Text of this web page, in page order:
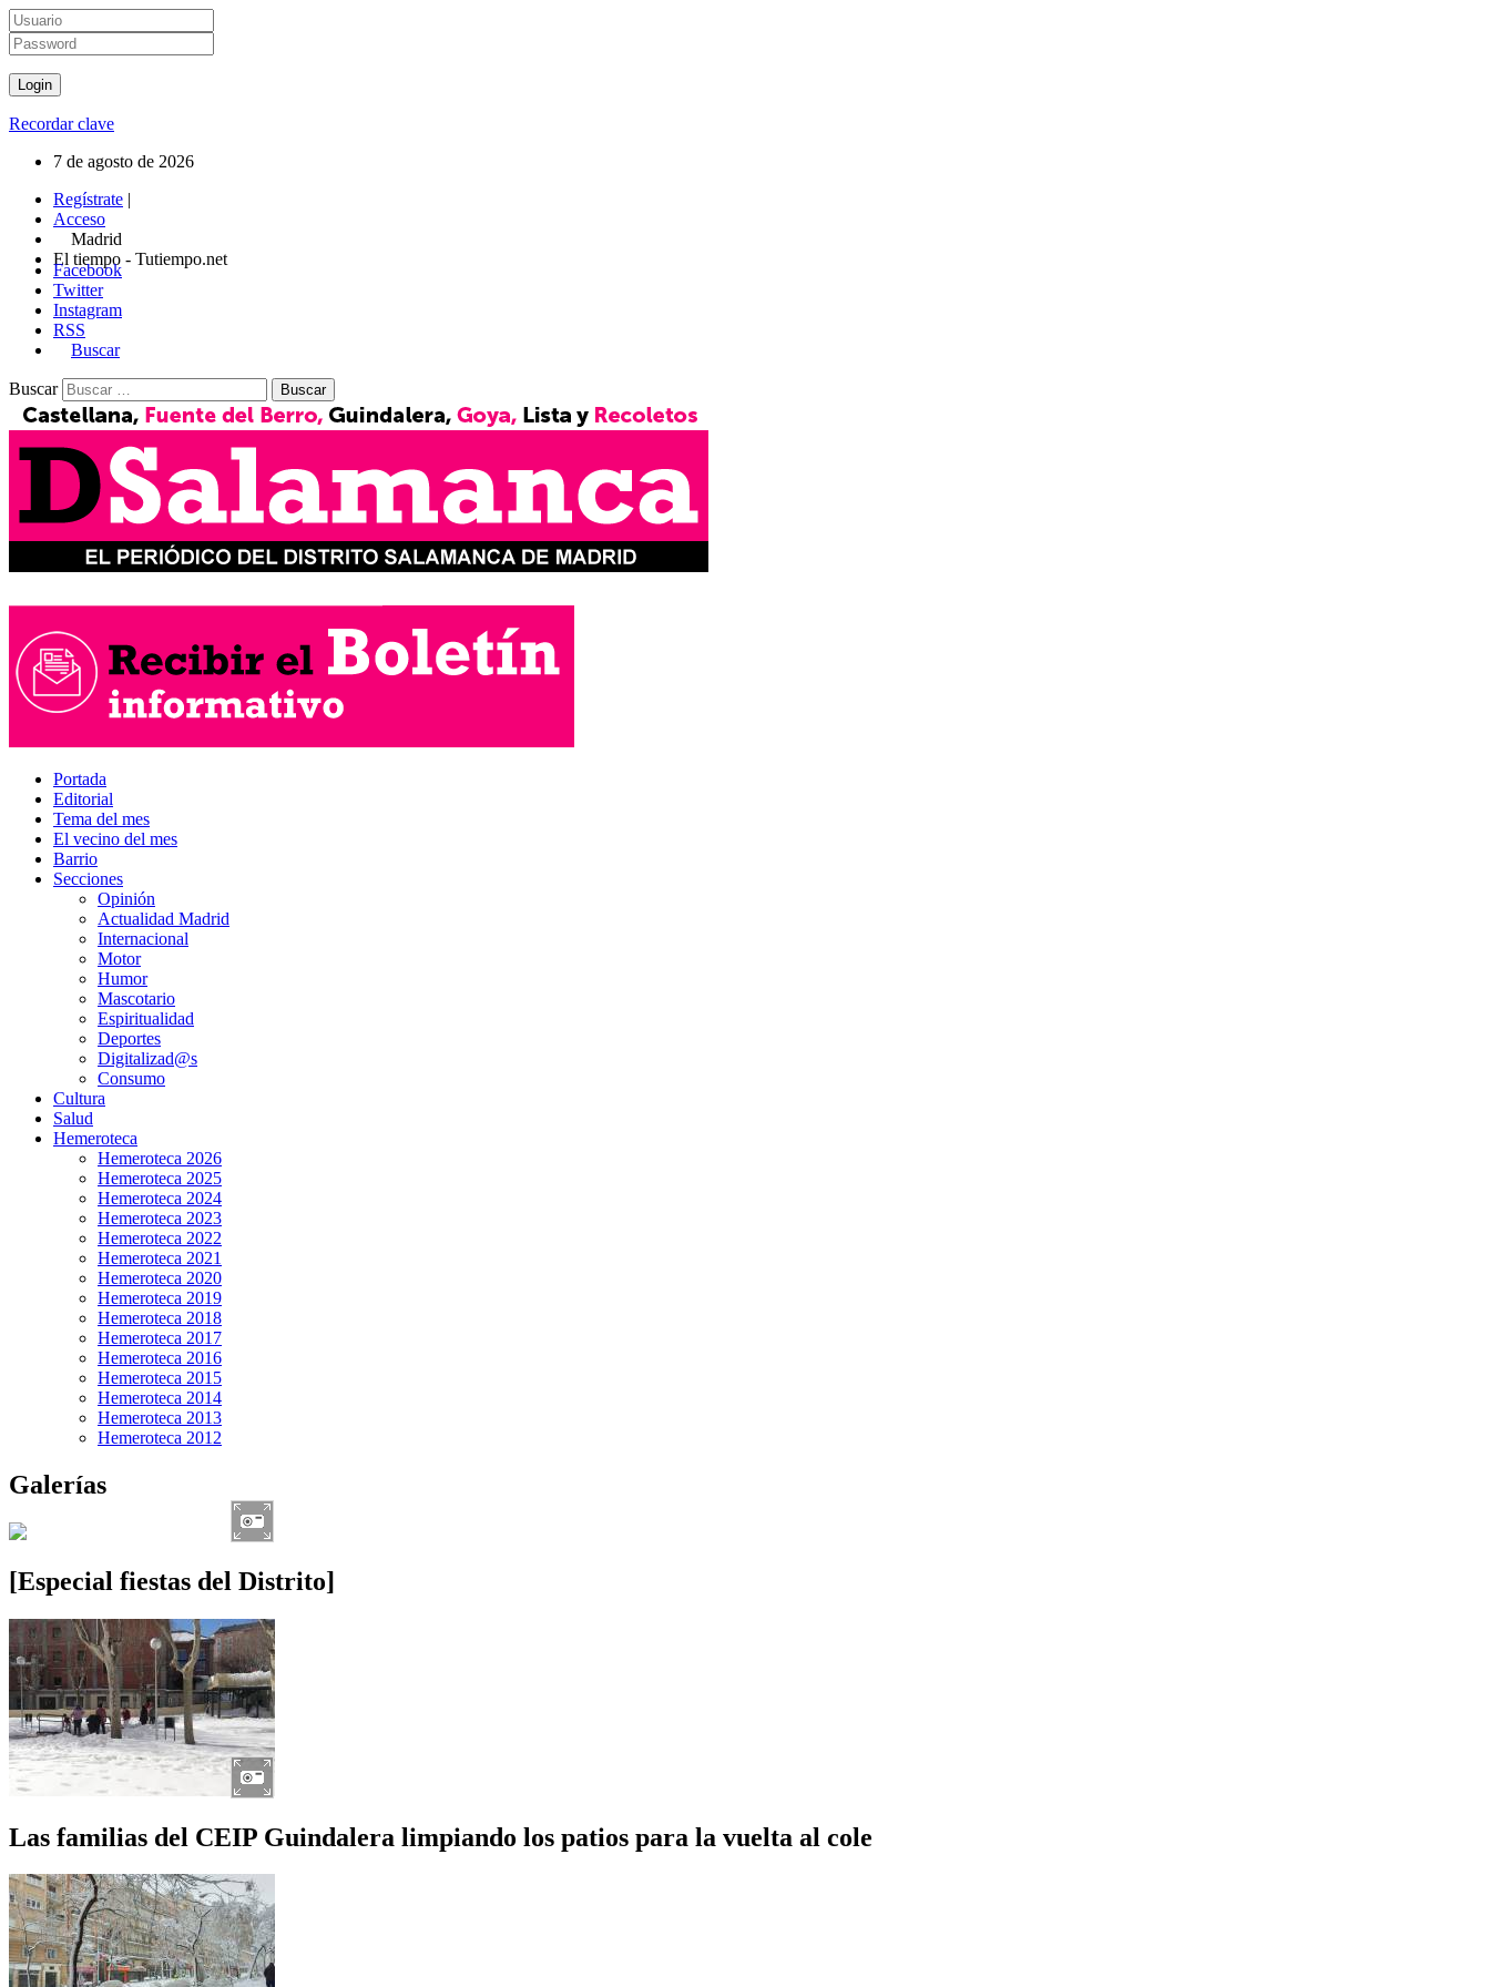
Recordar clave
7 de agosto de 2026
Regístrate |
Acceso
Madrid
El tiempo - Tutiempo.net
Facebook
Twitter
Instagram
RSS
Buscar
Buscar
Portada
Editorial
Tema del mes
El vecino del mes
Barrio
Secciones
Opinión
Actualidad Madrid
Internacional
Motor
Humor
Mascotario
Espiritualidad
Deportes
Digitalizad@s
Consumo
Cultura
Salud
Hemeroteca
Hemeroteca 2026
Hemeroteca 2025
Hemeroteca 2024
Hemeroteca 2023
Hemeroteca 2022
Hemeroteca 2021
Hemeroteca 2020
Hemeroteca 2019
Hemeroteca 2018
Hemeroteca 2017
Hemeroteca 2016
Hemeroteca 2015
Hemeroteca 2014
Hemeroteca 2013
Hemeroteca 2012
Galerías
[Especial fiestas del Distrito]
Las familias del CEIP Guindalera limpiando los patios para la vuelta al cole